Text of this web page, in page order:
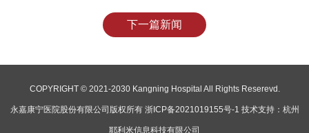
下一篇新闻
COPYRIGHT © 2021-2030 Kangning Hospital All Rights Reserevd.
永嘉康宁医院股份有限公司版权所有 浙ICP备2021019155号-1 技术支持：杭州
耶利米信息科技有限公司